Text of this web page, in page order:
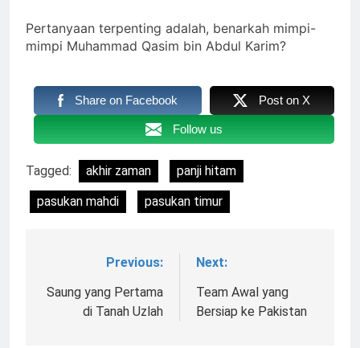
Pertanyaan terpenting adalah, benarkah mimpi-
mimpi Muhammad Qasim bin Abdul Karim?
Share on Facebook Post on X
Follow us
Tagged: akhir zaman
panji hitam
pasukan mahdi
pasukan timur
Navigasi
pos
Previous:
Saung yang Pertama
di Tanah Uzlah
Next:
Team Awal yang
Bersiap ke Pakistan